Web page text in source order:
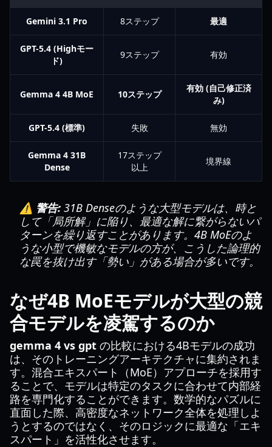
Gemini 3.1 Pro 8ステップ 最適
GPT-5.4 (Highモー
ド)
9ステップ 有効
Gemma 4 4B MoE 10ステップ
有効 (自己修正済
み)
GPT-5.4 (標準) 失敗 無効
Gemma 4 31B
Dense
17ステップ
以上
境界線
⚠️ 警告: 31B Denseのような大型モデルは、時と
して「局所解」に陥り、最適な解に繋がらないパ
ターンを繰り返すことがあります。4B MoEのよ
うな小型で機敏なモデルの方が、こうした論理的
な罠を抜け出す「勢い」がある場合が多いです。
なぜ4B MoEモデルが大型の競
合モデルを凌駕するのか
gemma 4 vs gpt の比較における4Bモデルの成功
は、そのトレーニングアーキテクチャに集約されま
す。混合エキスパート（MoE）アプローチを採用す
ることで、モデルは特定のタスクに合わせて内部経
路を専門化することができます。数学的なパズルに
直面した際、高密度なネットワーク全体を処理しよ
うとするのではなく、そのロジックに最適な「エキ
スパート」を活性化させます。